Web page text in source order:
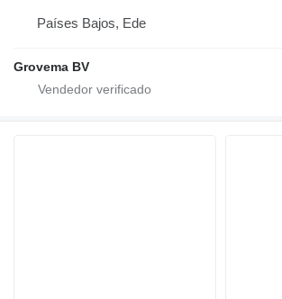
Países Bajos, Ede
Grovema BV